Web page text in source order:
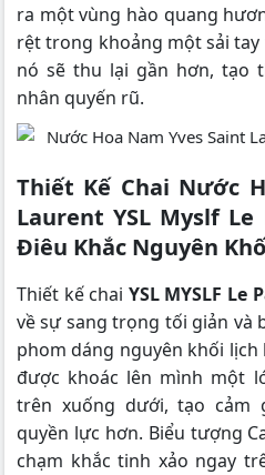
ra một vùng hào quang
rệt trong khoảng một sải tay
nó sẽ thu lại gần hơn, tạo
nhân quyến rũ.
Thiết Kế Chai Nước
Laurent YSL Myslf
Điêu Khắc Nguyên
Thiết kế chai YSL MYSLF Le
về sự sang trọng tối giản và
phom dáng nguyên khối lịch
được khoác lên mình một
trên xuống dưới, tạo cảm
quyền lực hơn. Biểu tượng
chạm khắc tinh xảo ngay